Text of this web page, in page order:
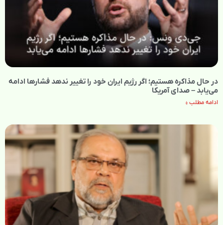
در حال مذاکره هستیم؛ اگر رژیم ایران خود را تغییر ندهد فشارها ادامه
می‌یابد – صدای آمریکا
ادامه مطلب »